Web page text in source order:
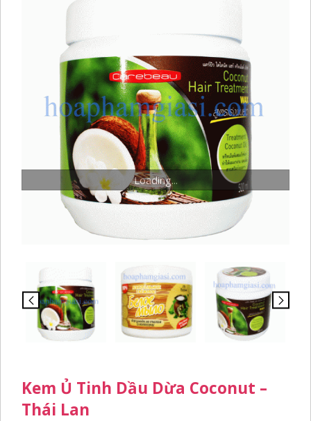
Loading...
Kem Ủ Tinh Dầu Dừa Coconut –
Thái Lan